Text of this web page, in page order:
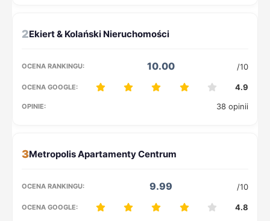
2
10.00 /10
4.9
38 opinii
3
9.99 /10
4.8